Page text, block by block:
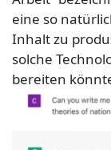
eine so
Inhalt zu
solche
bereiten